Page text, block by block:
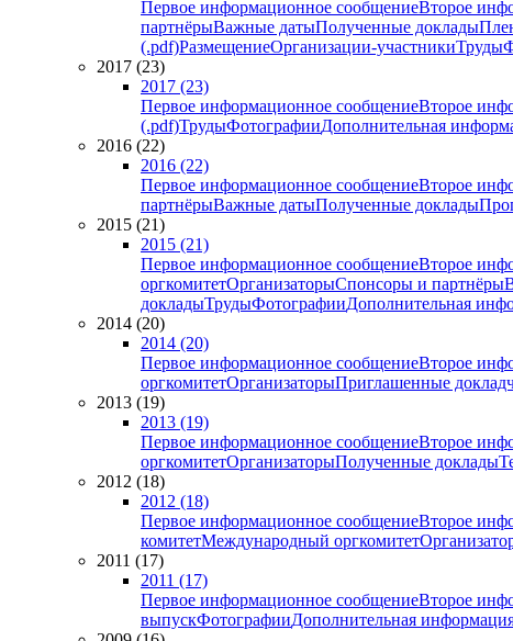
Первое информационное сообщениеВторое
партнёрыВажные датыПолученные доклады
(.pdf)РазмещениеОрганизации-участникиТруды
2017 (23)
2017 (23)
Первое информационное сообщениеВторое
(.pdf)ТрудыФотографииДополнительная
2016 (22)
2016 (22)
Первое информационное сообщениеВторое
партнёрыВажные датыПолученные доклады
2015 (21)
2015 (21)
Первое информационное сообщениеВторое
оргкомитетОрганизаторыСпонсоры и партнёры
докладыТрудыФотографииДополнительная
2014 (20)
2014 (20)
Первое информационное сообщениеВторое
оргкомитетОрганизаторыПриглашенные
2013 (19)
2013 (19)
Первое информационное сообщениеВторое
оргкомитетОрганизаторыПолученные доклады
2012 (18)
2012 (18)
Первое информационное сообщениеВторое
комитетМеждународный оргкомитет
2011 (17)
2011 (17)
Первое информационное сообщениеВторое
выпускФотографииДополнительная